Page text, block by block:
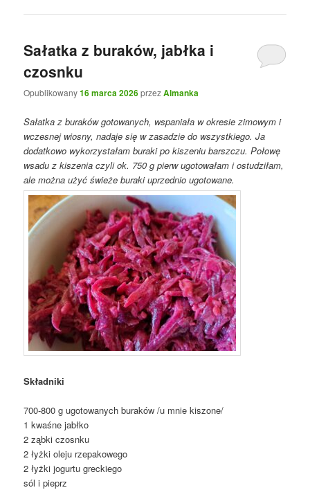
Sałatka z buraków, jabłka i
czosnku
Opublikowany16 marca 2026przezAlmanka
Sałatka z buraków gotowanych, wspaniała w okresie zimowym i
wczesnej wiosny, nadaje się w zasadzie do wszystkiego. Ja
dodatkowo wykorzystałam buraki po kiszeniu barszczu. Połowę
wsadu z kiszenia czyli ok. 750 g pierw ugotowałam i ostudziłam,
ale można użyć świeże buraki uprzednio ugotowane.
Składniki
700-800 g ugotowanych buraków /u mnie kiszone/
1 kwaśne jabłko
2 ząbki czosnku
2 łyżki oleju rzepakowego
2 łyżki jogurtu greckiego
sól i pieprz